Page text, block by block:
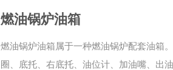
燃油锅炉油箱
燃油锅炉油箱属于一种燃油锅炉配套油箱
圈、底托、右底托、油位计、加油嘴、出